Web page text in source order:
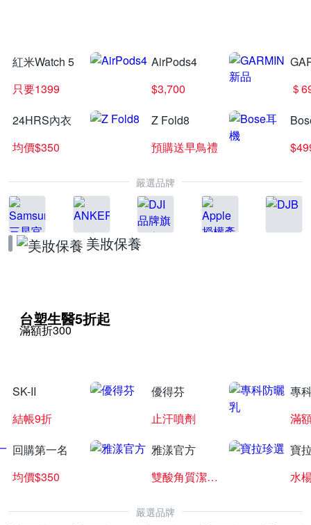
紅米Watch 5
只要1399
AirPods4
$3,700
＄
24HRS內衣
均價$350
Z Fold8
預購送早鳥禮
嚴選品牌
美妝保養
台塑生醫5折起
滿額折300
SK-II
結帳9折
優得芬
止汗噴劑
專
滿
回購第一名
均價$350
雅漾官方
雙酸角質潔膚露
寶
水
嚴選品牌